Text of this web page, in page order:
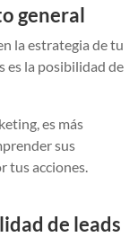
general
la estrategia de tu
es la posibilidad de
es más
sus
tus acciones.
de leads